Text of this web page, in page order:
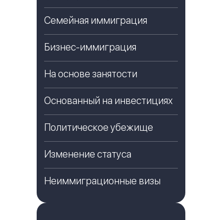
Семейная иммиграция
Бизнес-иммиграция
На основе занятости
Основанный на инвестициях
Политическое убежище
Изменение статуса
Неиммиграционные визы